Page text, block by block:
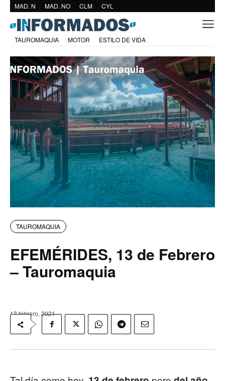
MAD. N MAD. NO CLM CYL
TAUROMAQUIA MOTOR ESTILO DE VIDA
TAUROMAQUIA
EFEMÉRIDES, 13 de Febrero
– Tauromaquia
13 febrero, 2021